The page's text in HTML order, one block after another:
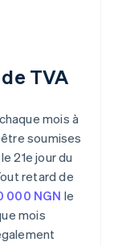
TVA
mois à
soumises
21e jour du
retard de
000 NGN le
mois